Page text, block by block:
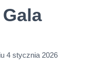
4 stycznia 2026